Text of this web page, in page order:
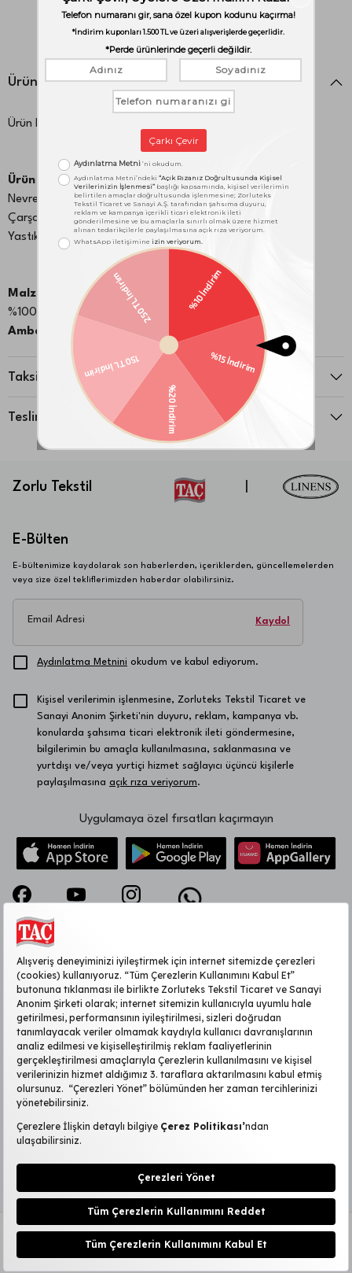
adet
Ürün Detayları
Ürün Kodu:
Ürün İçeriği:
Nevresim: 160X220 cm
Çarşaf: 180x260 cm
Yastık Kılıfı: 50X70 cm 1 Adet
Malzeme:
%100 Pamuk
Ambalaj Notu:
Taksit Seçenekleri
Teslimat ve İade
Sepete Ekle
Zorlu Tekstil
E-Bülten
E-bültenimize kaydolarak son haberlerden, içeriklerden, güncellemelerden
veya size özel tekliflerimizden haberdar olabilirsiniz.
Email Adresi Kaydol
Aydınlatma Metnini okudum ve kabul ediyorum.
Kişisel verilerimin işlenmesine, Zorluteks Tekstil Ticaret ve
Sanayi Anonim Şirketi'nin duyuru, reklam, kampanya vb.
konularda şahsıma ticari elektronik ileti göndermesine,
bilgilerimin bu amaçla kullanılmasına, saklanmasına ve
yurtdışı ve/veya yurtiçi hizmet sağlayıcı üçüncü kişilerle
paylaşılmasına açık rıza veriyorum.
Uygulamaya özel fırsatları kaçırmayın
KURUMSAL
MÜŞTERİ HİZMETLERİ
SİTE HAKKINDA
POPÜLER KATEGORİLER
2026 ©TAÇ
|
Aydınlatma Metni |